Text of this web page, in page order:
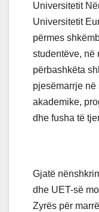
Universitetit
Universitetit
përmes
studentëve, në
përbashkëta
pjesëmarrje në
akademike,
dhe fusha të
Gjatë
dhe UET-së
Zyrës për